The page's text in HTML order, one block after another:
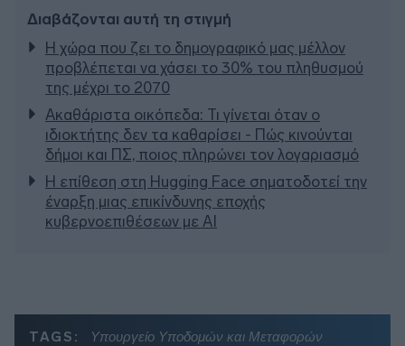
Διαβάζονται αυτή τη στιγμή
Η χώρα που ζει το δημογραφικό μας μέλλον
προβλέπεται να χάσει το 30% του πληθυσμού
της μέχρι το 2070
Ακαθάριστα οικόπεδα: Τι γίνεται όταν ο
ιδιοκτήτης δεν τα καθαρίσει - Πώς κινούνται
δήμοι και ΠΣ, ποιος πληρώνει τον λογαριασμό
Η επίθεση στη Hugging Face σηματοδοτεί την
έναρξη μιας επικίνδυνης εποχής
κυβερνοεπιθέσεων με AI
TAGS:
Υπουργείο Υποδομών και Μεταφορών